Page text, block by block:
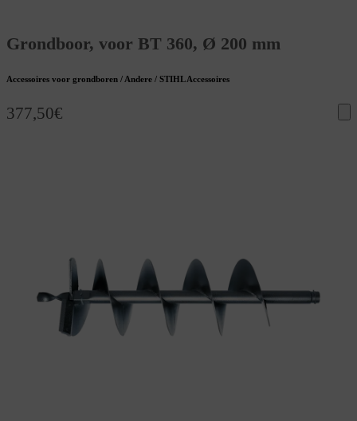
Grondboor, voor BT 360, Ø 200 mm
Accessoires voor grondboren / Andere / STIHL Accessoires
377,50€